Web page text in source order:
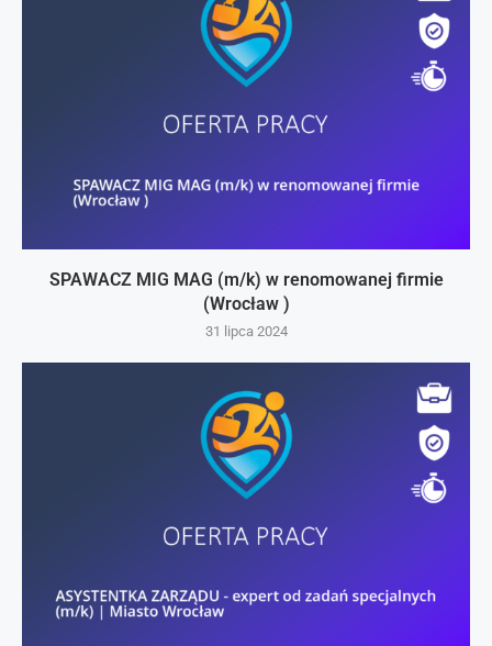
SPAWACZ MIG MAG (m/k) w renomowanej firmie
(Wrocław )
31 lipca 2024